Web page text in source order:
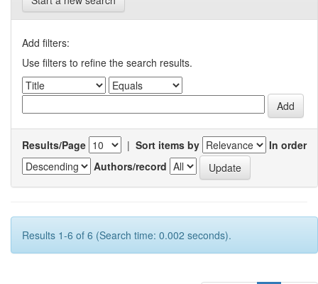
Add filters:
Use filters to refine the search results.
Results/Page | Sort items by
In order
Authors/record
Results 1-6 of 6 (Search time: 0.002 seconds).